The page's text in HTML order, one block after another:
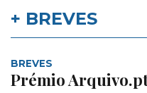
+ BREVES
BREVES
Prémio